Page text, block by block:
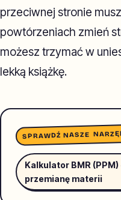
przeciwnej stronie
powtórzeniach zmień
możesz trzymać w
lekką książkę.
SPRAWDŹ NASZE
Kalkulator BMR
przemianę materii